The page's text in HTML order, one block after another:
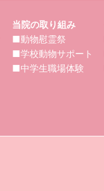
当院の取り組み
■動物慰霊祭
■学校動物サポート
■中学生職場体験